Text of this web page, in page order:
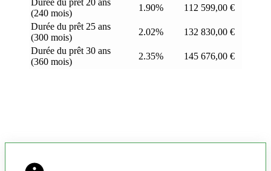
(240 mois)
1.90%
112 599,00 €
Durée du prêt 25 ans
(300 mois)
2.02%
132 830,00 €
Durée du prêt 30 ans
(360 mois)
2.35% 145 676,00 €